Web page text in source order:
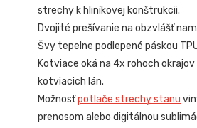
strechy k hliníkovej konštrukcii.
Dvojité prešívanie na obzvlášť
Švy tepelne podlepené páskou
Kotviace oká na 4x rohoch
kotviacich lán.
Možnosťpotlače strechy stanu
prenosom alebo digitálnou